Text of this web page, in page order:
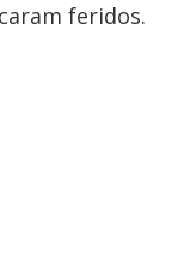
feridos.